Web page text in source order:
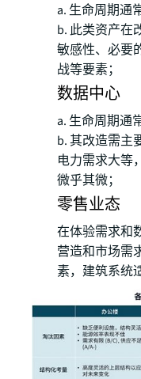
a. 生命周期通
b. 此类资产在
敏感性、必要
战等要素；
数据中心
a. 生命周期通
b. 其改造需主
电力需求大等
微乎其微；
零售业态
在体验需求和
营造和市场需
素，建筑系统